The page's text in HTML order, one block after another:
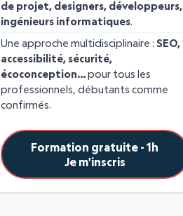
de projet, designers, développeurs,
ingénieurs informatiques.
Une approche multidisciplinaire : SEO,
accessibilité, sécurité,
écoconception…pour tous les
professionnels, débutants comme
confirmés.
Formation gratuite - 1h
Je m'inscris